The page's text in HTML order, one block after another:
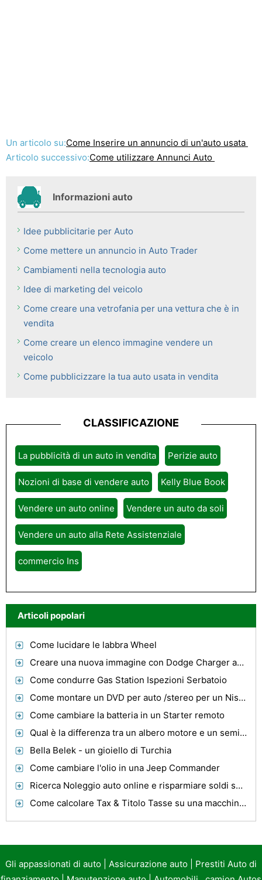
Un articolo su:Come Inserire un annuncio di un'auto usata
Articolo successivo:Come utilizzare Annunci Auto
Informazioni auto
Idee pubblicitarie per Auto
Come mettere un annuncio in Auto Trader
Cambiamenti nella tecnologia auto
Idee di marketing del veicolo
Come creare una vetrofania per una vettura che è in
vendita
Come creare un elenco immagine vendere un
veicolo
Come pubblicizzare la tua auto usata in vendita
CLASSIFICAZIONE
La pubblicità di un auto in vendita Perizie auto
Nozioni di base di vendere auto Kelly Blue Book
Vendere un auto online Vendere un auto da soli
Vendere un auto alla Rete Assistenziale
commercio Ins
Articoli popolari
Come lucidare le labbra Wheel
Creare una nuova immagine con Dodge Charger accessori aftermarket
Come condurre Gas Station Ispezioni Serbatoio
Come montare un DVD per auto /stereo per un Nissan Navara
Come cambiare la batteria in un Starter remoto
Qual è la differenza tra un albero motore e un semiasse ?
Bella Belek - un gioiello di Turchia
Come cambiare l'olio in una Jeep Commander
Ricerca Noleggio auto online e risparmiare soldi sulla Autonoleggio
Come calcolare Tax & Titolo Tasse su una macchina usata
Gli appassionati di auto Assicurazione auto
Prestiti Auto di